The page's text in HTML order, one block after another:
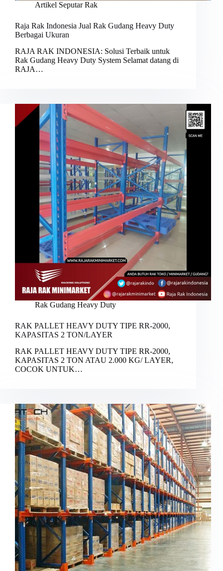
Artikel Seputar Rak
Raja Rak Indonesia Jual Rak Gudang Heavy Duty
Berbagai Ukuran
RAJA RAK INDONESIA: Solusi Terbaik untuk
Rak Gudang Heavy Duty System Selamat datang di
RAJA…
Rak Gudang Heavy Duty
RAK PALLET HEAVY DUTY TIPE RR-2000,
KAPASITAS 2 TON/LAYER
RAK PALLET HEAVY DUTY TIPE RR-2000,
KAPASITAS 2 TON ATAU 2.000 KG/ LAYER,
COCOK UNTUK…